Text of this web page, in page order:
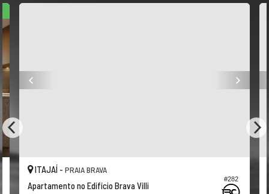
#282
ITAJAÍ - PRAIA BRAVA
Apartamento no Edifício Brava Villi